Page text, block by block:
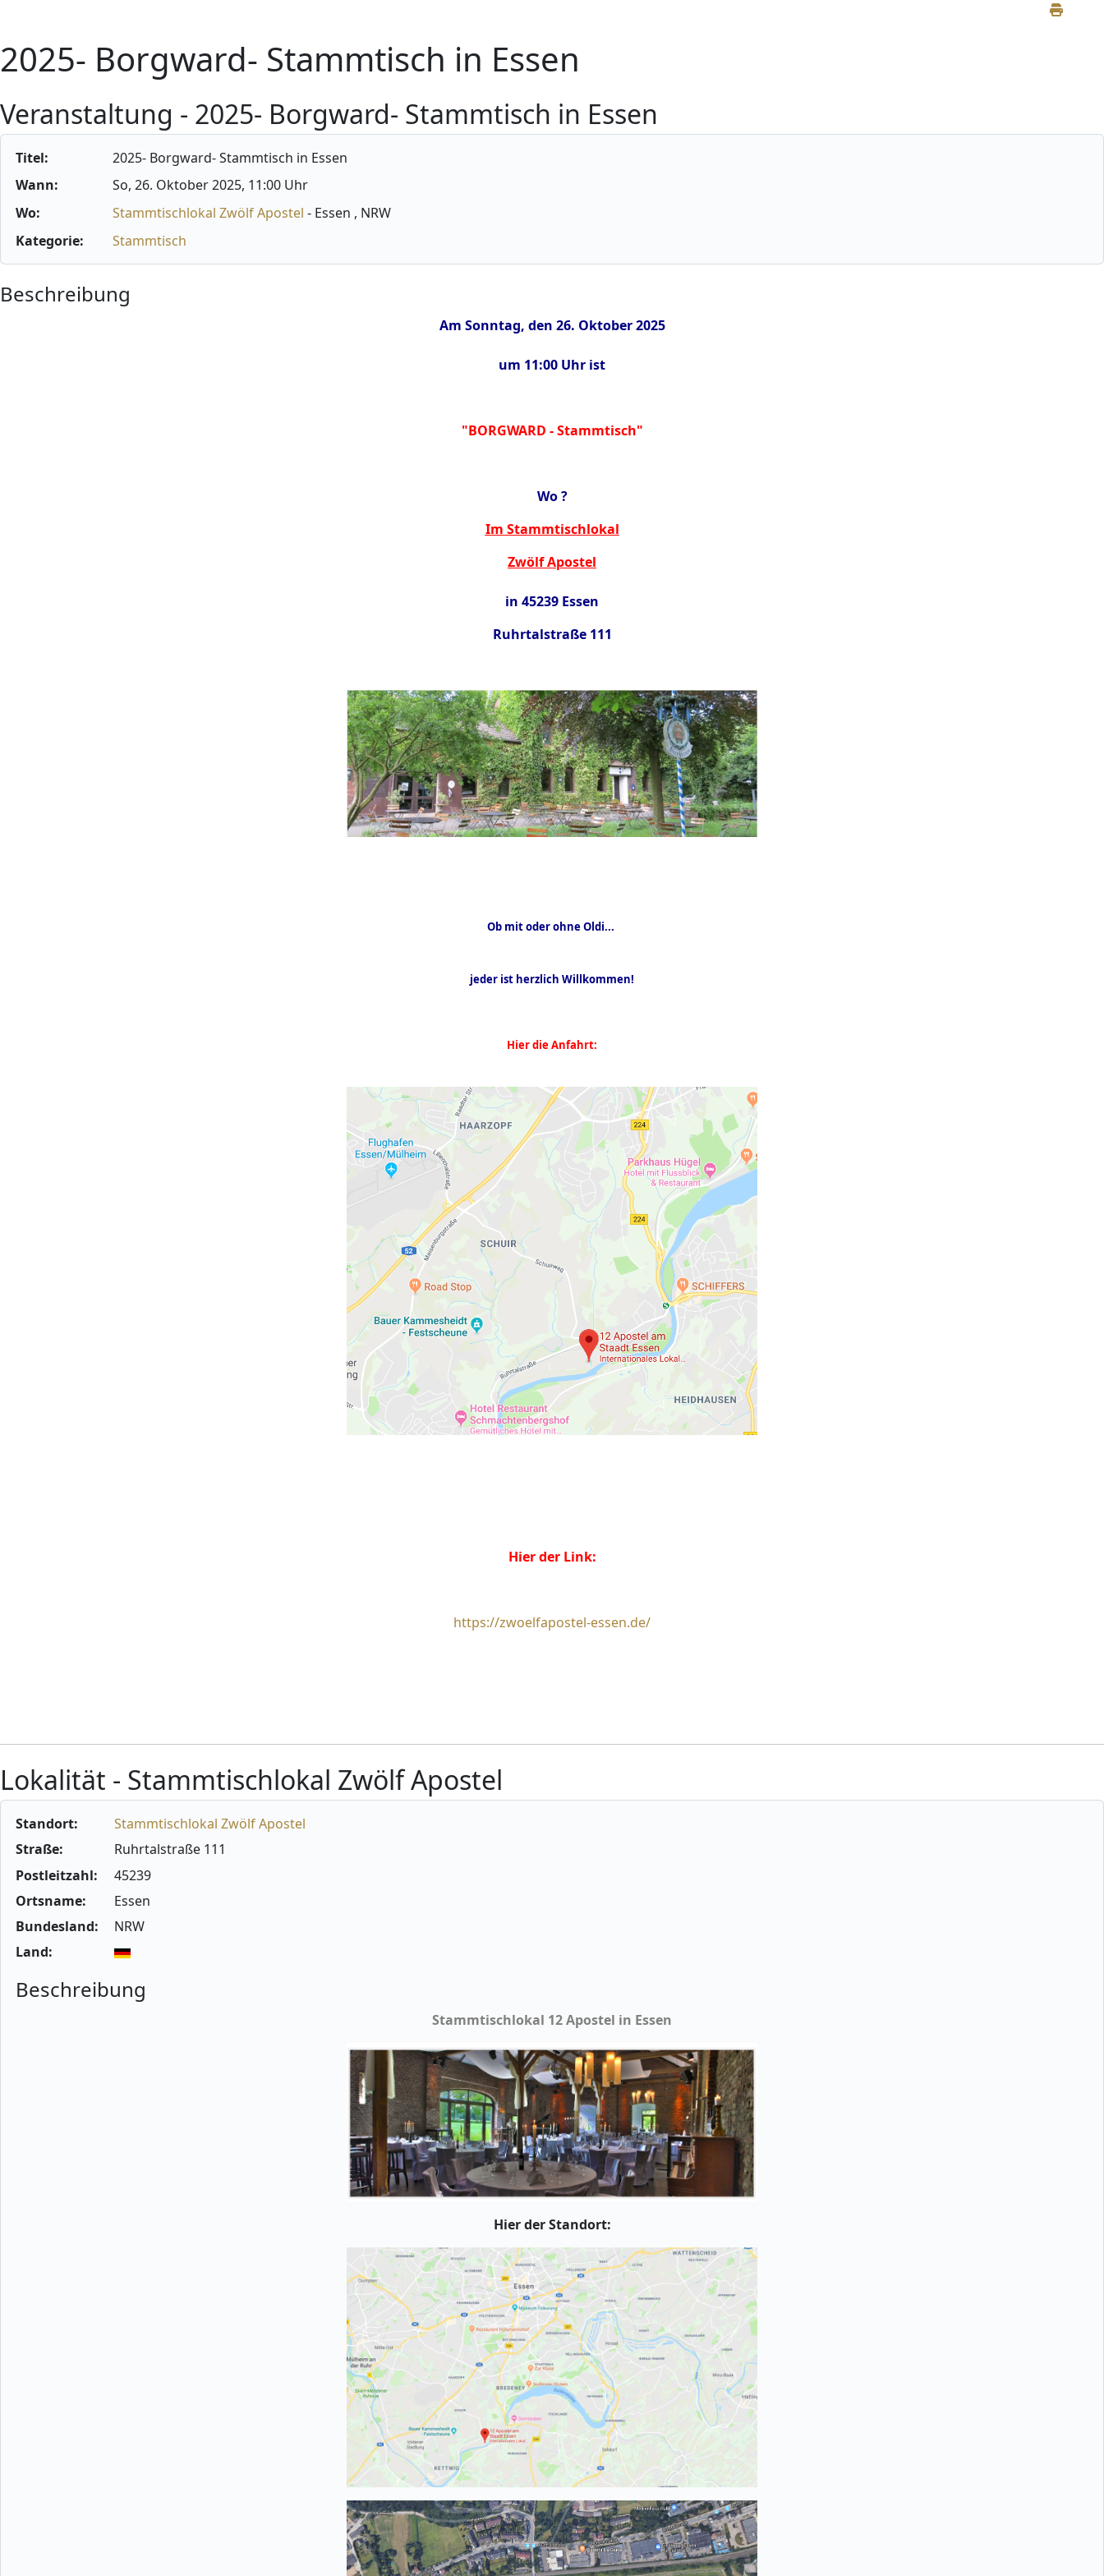
2025- Borgward- Stammtisch in Essen
Veranstaltung - 2025- Borgward- Stammtisch in Essen
Titel:
2025- Borgward- Stammtisch in Essen
Wann:
So, 26. Oktober 2025, 11:00 Uhr
Wo:
Stammtischlokal Zwölf Apostel - Essen , NRW
Kategorie:
Stammtisch
Beschreibung
Am Sonntag, den 26. Oktober 2025
um 11:00 Uhr ist
"BORGWARD - Stammtisch"
Wo ?
Im Stammtischlokal
Zwölf Apostel
in 45239 Essen
Ruhrtalstraße 111
Ob mit oder ohne Oldi...
jeder ist herzlich Willkommen!
Hier die Anfahrt:
Hier der Link:
https://zwoelfapostel-essen.de/
Lokalität - Stammtischlokal Zwölf Apostel
Standort:
Stammtischlokal Zwölf Apostel
Straße:
Ruhrtalstraße 111
Postleitzahl:
45239
Ortsname:
Essen
Bundesland:
NRW
Land:
Beschreibung
Stammtischlokal 12 Apostel in Essen
Hier der Standort: